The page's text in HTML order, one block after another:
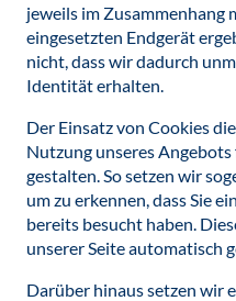
jeweils im Zusammenhang
eingesetzten Endgerät
nicht, dass wir dadurch
Identität erhalten.
Der Einsatz von Cookies
Nutzung unseres Angebots
gestalten. So setzen wir
um zu erkennen, dass Sie
bereits besucht haben.
unserer Seite automatisch
Darüber hinaus setzen wir